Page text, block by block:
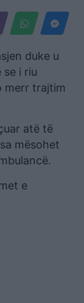
duke u
se i riu
merr trajtim
atë të
mësohet
e